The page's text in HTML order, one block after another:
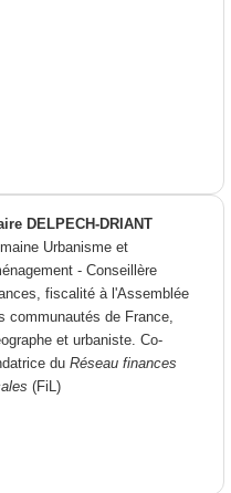
DELPECH-DRIANT
Urbanisme et
- Conseillère
fiscalité à l'Assemblée
communautés de France,
et urbaniste. Co-
du Réseau finances
(FiL)